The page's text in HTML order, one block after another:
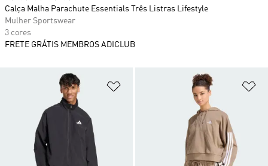
Adicionar à Lista de Desejos
Calça Malha Parachute Essentials Três Listras Lifestyle
Mulher Sportswear
3 cores
FRETE GRÁTIS MEMBROS ADICLUB